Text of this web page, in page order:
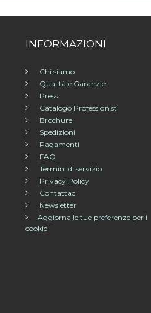
INFORMAZIONI
Chi siamo
Qualità e Garanzie
Press
Catalogo Professionisti
Brochure
Spedizioni
Pagamenti
FAQ
Termini di servizio
Privacy Policy
Contattaci
Newsletter
Aggiorna le tue preferenze per i
cookie